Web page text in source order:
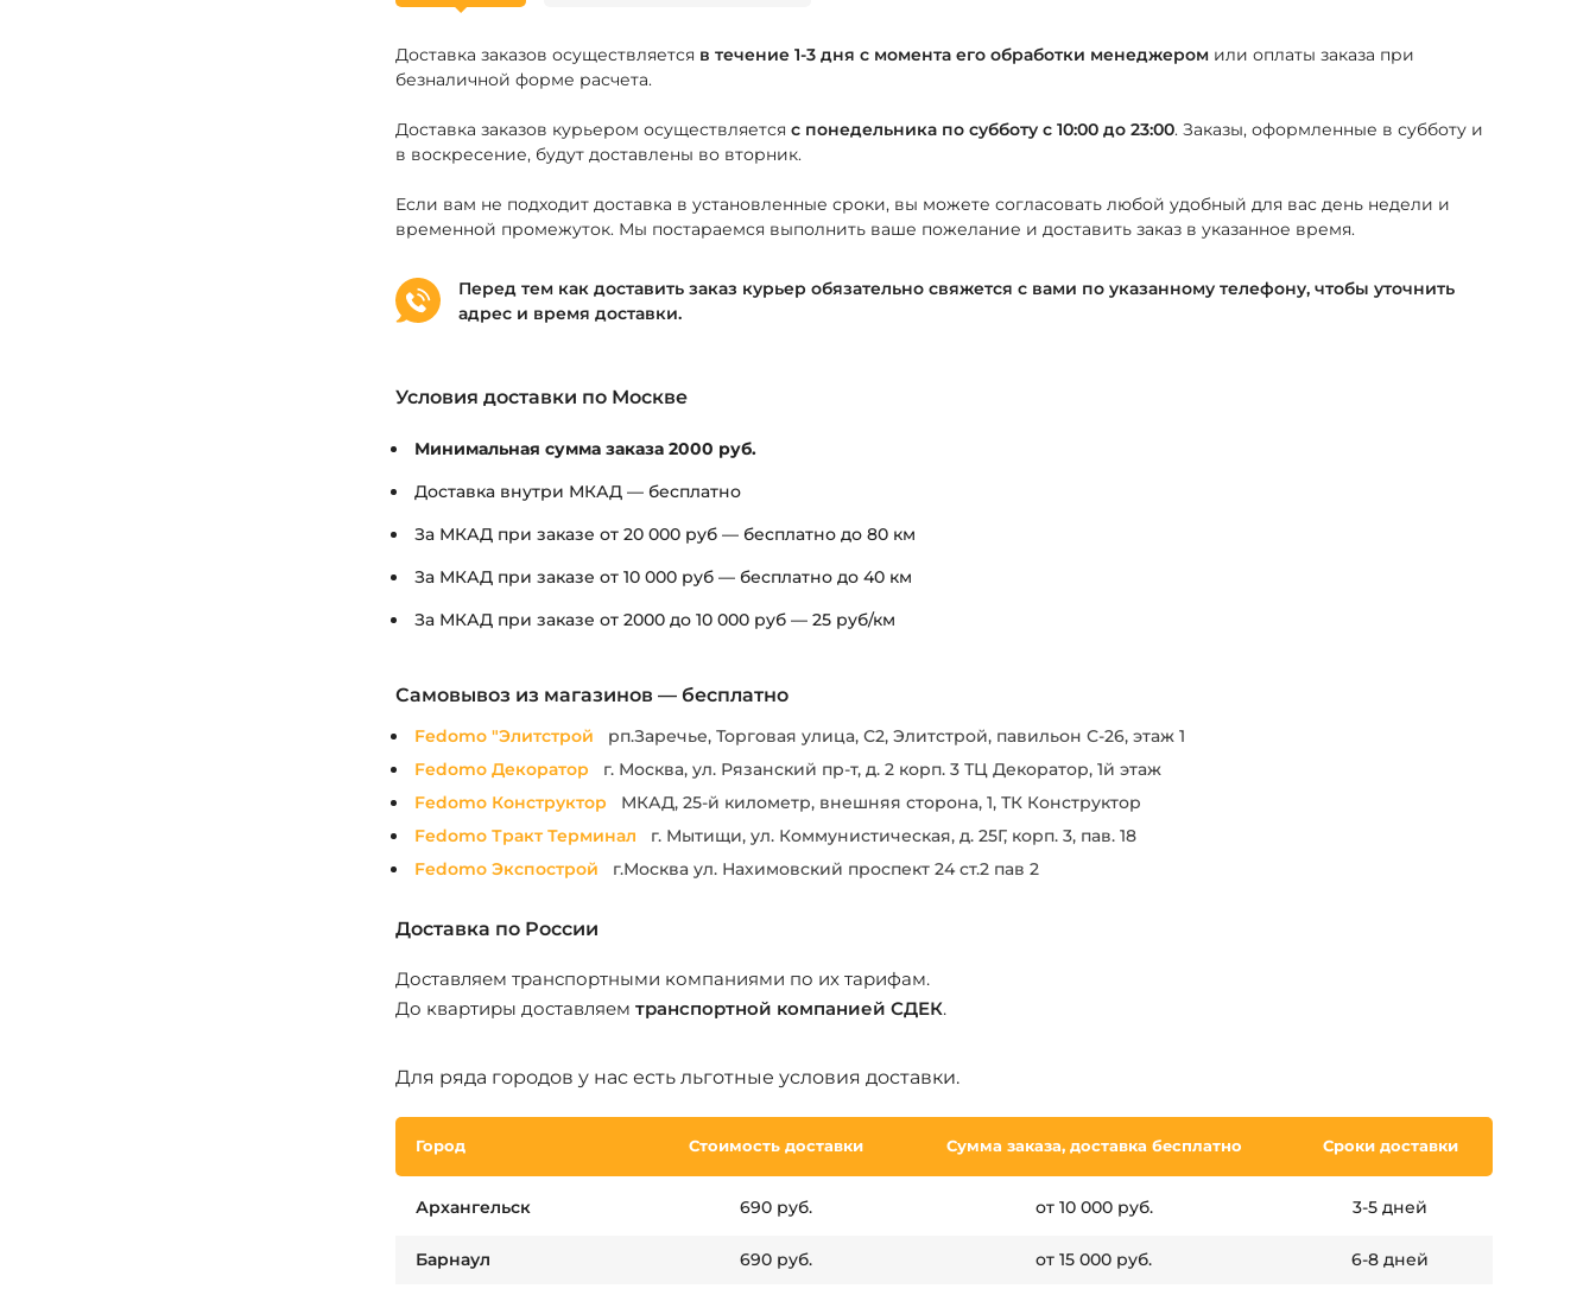
Доставка заказов осуществляется в течение 1-3 дня с момента его обработки менеджеромили оплаты заказа при
безналичной форме расчета.
Доставка заказов курьером осуществляется с понедельника по субботу с 10:00 до 23:00. Заказы, оформленные в субботу и
в воскресение, будут доставлены во вторник.
Если вам не подходит доставка в установленные сроки, вы можете согласовать любой удобный для вас день недели и
временной промежуток. Мы постараемся выполнить ваше пожелание и доставить заказ в указанное время.
Перед тем как доставить заказ курьер обязательно свяжется с вами по указанному телефону, чтобы уточнить
адрес и время доставки.
Условия доставки по Москве
Минимальная сумма заказа 2000 руб.
Доставка внутри МКАД — бесплатно
За МКАД при заказе от 20 000 руб — бесплатно до 80 км
За МКАД при заказе от 10 000 руб — бесплатно до 40 км
За МКАД при заказе от 2000 до 10 000 руб — 25 руб/км
Самовывоз из магазинов — бесплатно
Fedomo "Элитстрой
рп.Заречье, Торговая улица, С2, Элитстрой, павильон С-26, этаж 1
Fedomo Декоратор
г. Москва, ул. Рязанский пр-т, д. 2 корп. 3 ТЦ Декоратор, 1й этаж
Fedomo Конструктор
МКАД, 25-й километр, внешняя сторона, 1, ТК Конструктор
Fedomo Тракт Терминал
г. Мытищи, ул. Коммунистическая, д. 25Г, корп. 3, пав. 18
Fedomo Экспострой
г.Москва ул. Нахимовский проспект 24 ст.2 пав 2
Доставка по России
Доставляем транспортными компаниями по их тарифам.
До квартиры доставляем транспортной компанией СДЕК.
Для ряда городов у нас есть льготные условия доставки.
Город Стоимость доставки Сумма заказа, доставка бесплатно Сроки доставки
Архангельск 690 руб. от 10 000 руб. 3-5 дней
Барнаул 690 руб. от 15 000 руб. 6-8 дней